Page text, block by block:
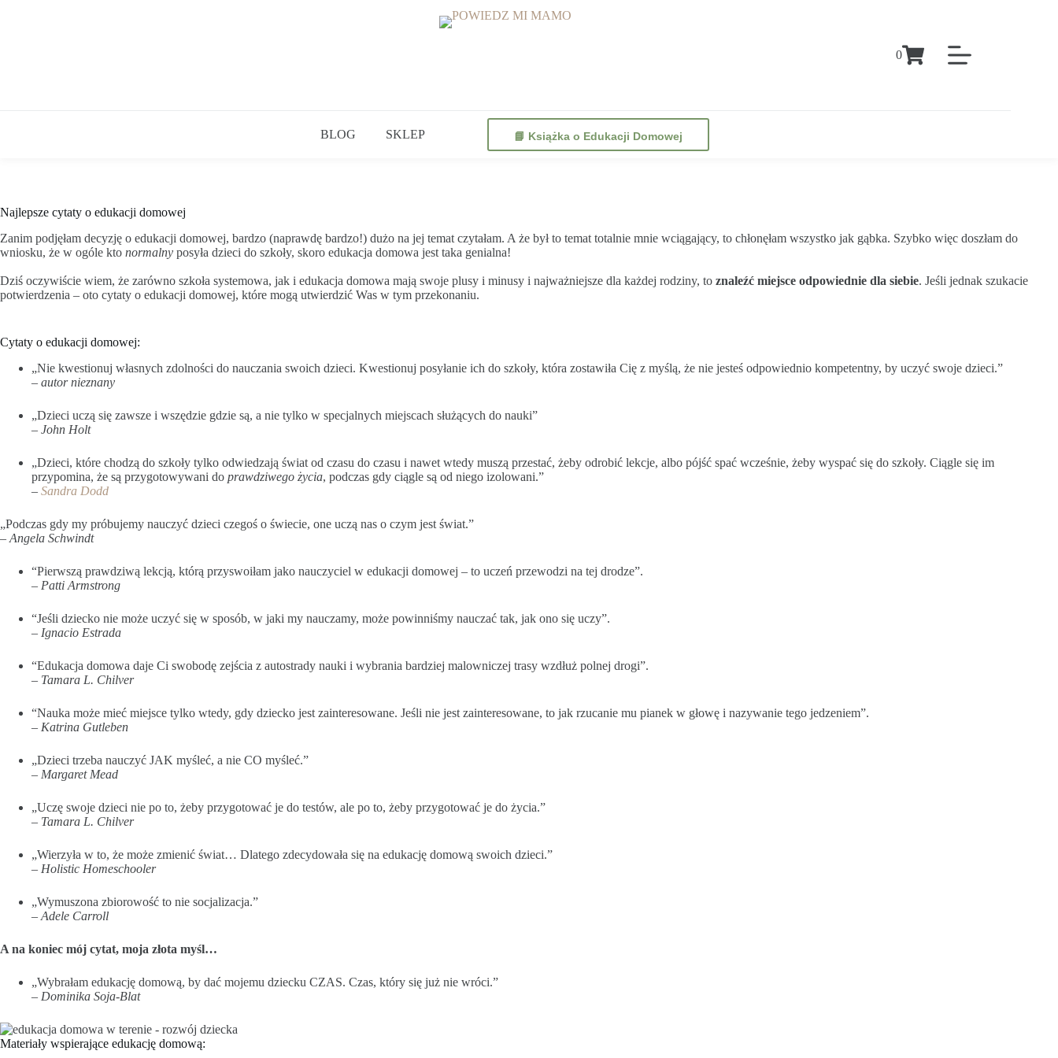
0
BLOG SKLEP 📘 Książka o Edukacji Domowej
Najlepsze cytaty o edukacji domowej
Zanim podjęłam decyzję o edukacji domowej, bardzo (naprawdę bardzo!) dużo na jej temat czytałam. A że był to temat totalnie mnie wciągający, to chłonęłam wszystko jak gąbka. Szybko więc doszłam do
wniosku, że w ogóle kto normalny posyła dzieci do szkoły, skoro edukacja domowa jest taka genialna!
Dziś oczywiście wiem, że zarówno szkoła systemowa, jak i edukacja domowa mają swoje plusy i minusy i najważniejsze dla każdej rodziny, to znaleźć miejsce odpowiednie dla siebie. Jeśli jednak szukacie
potwierdzenia – oto cytaty o edukacji domowej, które mogą utwierdzić Was w tym przekonaniu.
Cytaty o edukacji domowej:
„Nie kwestionuj własnych zdolności do nauczania swoich dzieci. Kwestionuj posyłanie ich do szkoły, która zostawiła Cię z myślą, że nie jesteś odpowiednio kompetentny, by uczyć swoje dzieci.”
– autor nieznany
„Dzieci uczą się zawsze i wszędzie gdzie są, a nie tylko w specjalnych miejscach służących do nauki”
– John Holt
„Dzieci, które chodzą do szkoły tylko odwiedzają świat od czasu do czasu i nawet wtedy muszą przestać, żeby odrobić lekcje, albo pójść spać wcześnie, żeby wyspać się do szkoły. Ciągle się im
przypomina, że są przygotowywani do prawdziwego życia, podczas gdy ciągle są od niego izolowani.”
– Sandra Dodd
„Podczas gdy my próbujemy nauczyć dzieci czegoś o świecie, one uczą nas o czym jest świat.”
– Angela Schwindt
“Pierwszą prawdziwą lekcją, którą przyswoiłam jako nauczyciel w edukacji domowej – to uczeń przewodzi na tej drodze”.
– Patti Armstrong
“Jeśli dziecko nie może uczyć się w sposób, w jaki my nauczamy, może powinniśmy nauczać tak, jak ono się uczy”.
– Ignacio Estrada
“Edukacja domowa daje Ci swobodę zejścia z autostrady nauki i wybrania bardziej malowniczej trasy wzdłuż polnej drogi”.
– Tamara L. Chilver
“Nauka może mieć miejsce tylko wtedy, gdy dziecko jest zainteresowane. Jeśli nie jest zainteresowane, to jak rzucanie mu pianek w głowę i nazywanie tego jedzeniem”.
– Katrina Gutleben
„Dzieci trzeba nauczyć JAK myśleć, a nie CO myśleć.”
– Margaret Mead
„Uczę swoje dzieci nie po to, żeby przygotować je do testów, ale po to, żeby przygotować je do życia.”
– Tamara L. Chilver
„Wierzyła w to, że może zmienić świat… Dlatego zdecydowała się na edukację domową swoich dzieci.”
– Holistic Homeschooler
„Wymuszona zbiorowość to nie socjalizacja.”
– Adele Carroll
A na koniec mój cytat, moja złota myśl…
„Wybrałam edukację domową, by dać mojemu dziecku CZAS. Czas, który się już nie wróci.”
– Dominika Soja-Blat
Materiały wspierające edukację domową: